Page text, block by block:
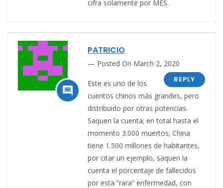
cifra solamente por MES.

PATRICIO
Posted On March 2, 2020
REPLY
Este es uno de los
cuentos chinos más grandes, pero
distribuido por otras potencias.
Saquen la cuenta; en total hasta el
momento 3.000 muertos; China
tiene 1.500 millones de habitantes,
por citar un ejemplo, saquen la
cuenta el porcentaje de fallecidos
por esta “rara” enfermedad, con